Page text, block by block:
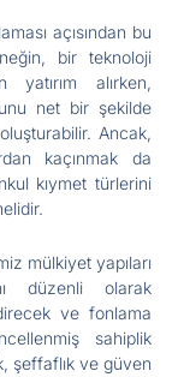
açısından bu
bir teknoloji
alırken,
net bir şekilde
Ancak,
kaçınmak da
kıymet türlerini
mülkiyet yapıları
düzenli olarak
ve fonlama
sahiplik
şeffaflık ve güven